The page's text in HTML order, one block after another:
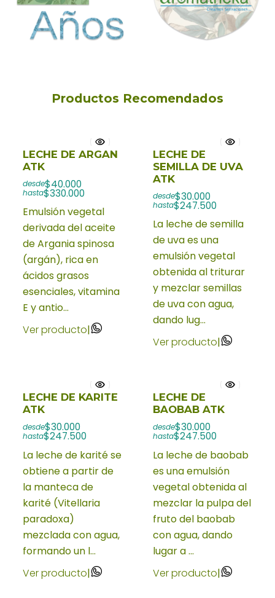
Productos Recomendados
LECHE DE ARGAN
ATK
desde$40.000
hasta$330.000
Emulsión vegetal
derivada del aceite
de Argania spinosa
(argán), rica en
ácidos grasos
esenciales, vitamina
E y antio...
Ver producto|
LECHE DE
SEMILLA DE UVA
ATK
desde$30.000
hasta$247.500
La leche de semilla
de uva es una
emulsión vegetal
obtenida al triturar
y mezclar semillas
de uva con agua,
dando lug...
Ver producto|
LECHE DE KARITE
ATK
desde$30.000
hasta$247.500
La leche de karité se
obtiene a partir de
la manteca de
karité (Vitellaria
paradoxa)
mezclada con agua,
formando un l...
Ver producto|
LECHE DE
BAOBAB ATK
desde$30.000
hasta$247.500
La leche de baobab
es una emulsión
vegetal obtenida al
mezclar la pulpa del
fruto del baobab
con agua, dando
lugar a ...
Ver producto|